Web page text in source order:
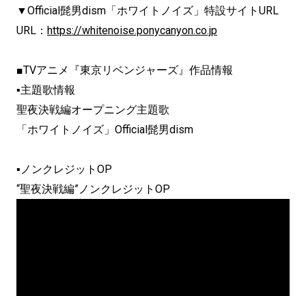
▼Official髭男dism「ホワイトノイズ」特設サイトURL
URL： https://whitenoise.ponycanyon.co.jp
■TVアニメ『東京リベンジャーズ』作品情報
▪主題歌情報
聖夜決戦編オープニング主題歌
「ホワイトノイズ」Official髭男dism
▪ノンクレジットOP
“聖夜決戦編”ノンクレジットOP